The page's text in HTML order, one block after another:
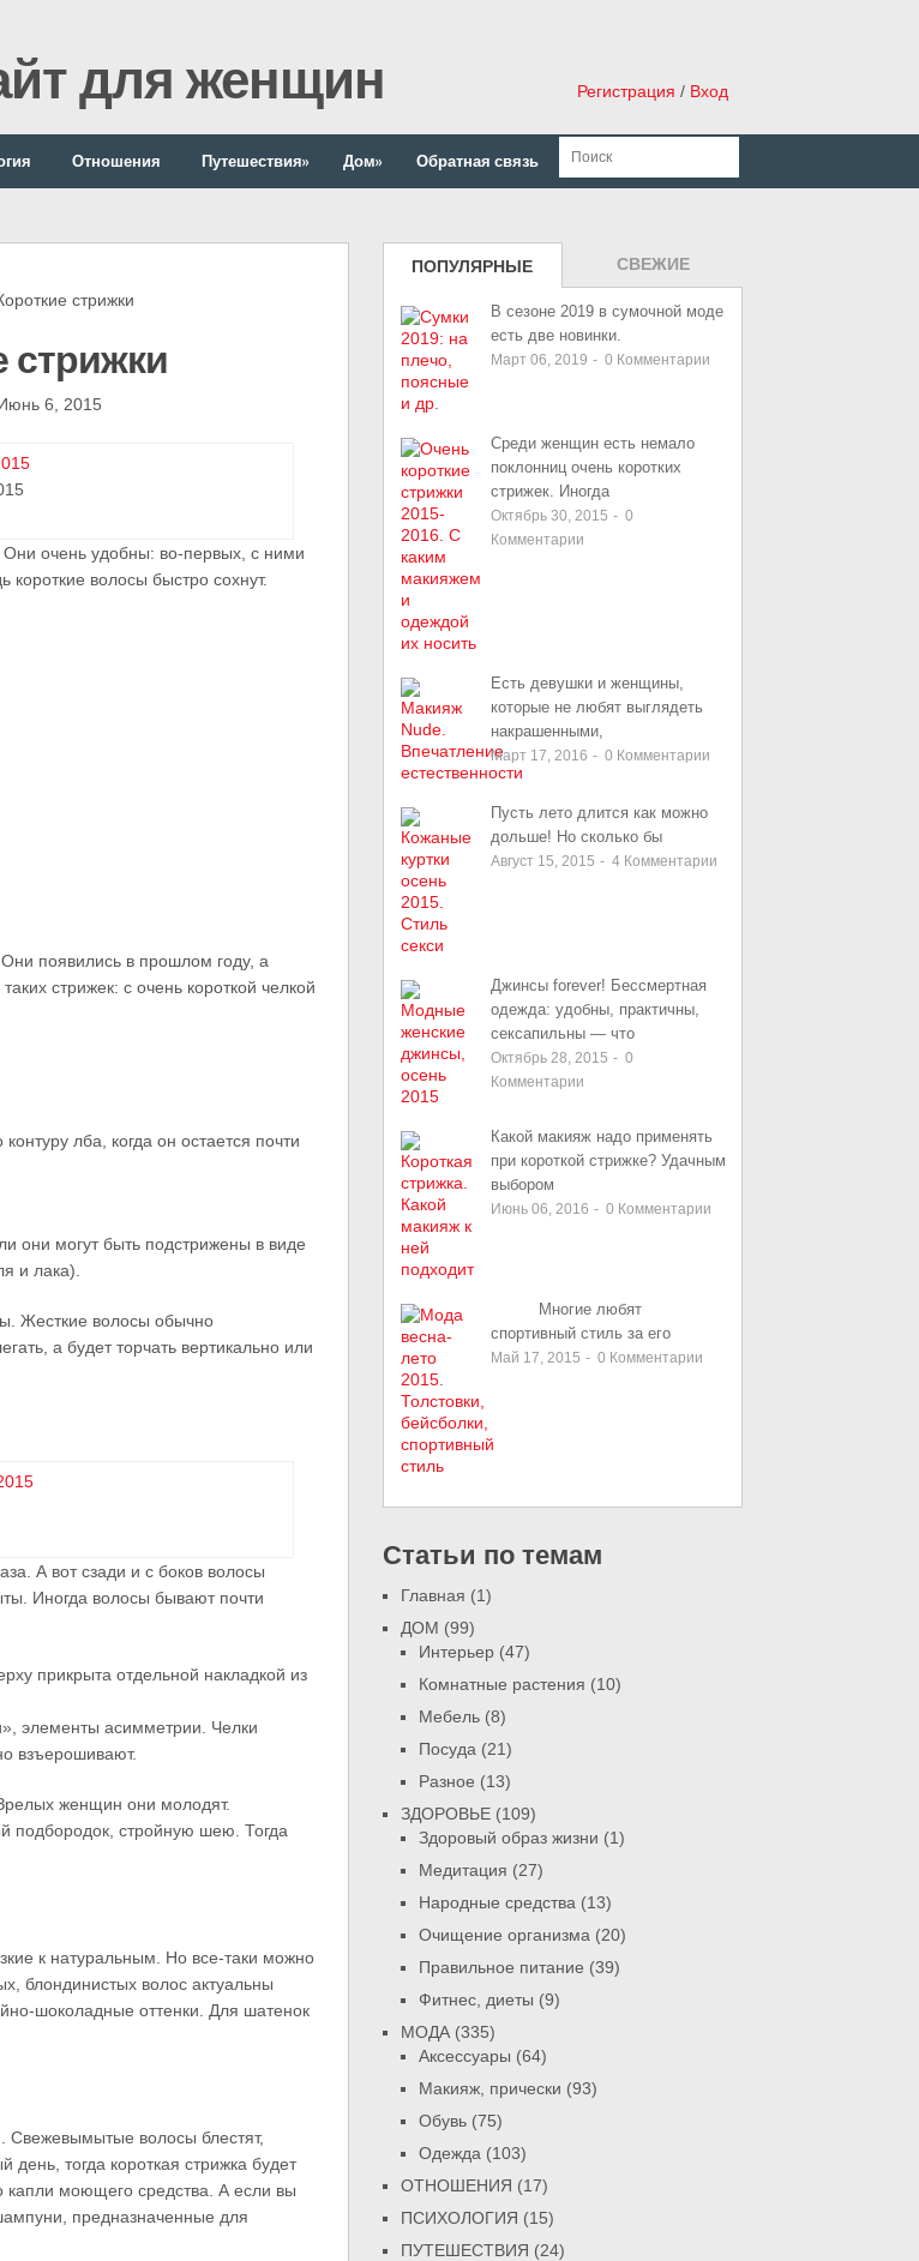
для женщин Регистрация / Вход
Отношения Путешествия» Дом» Обратная связь
стрижки
6, 2015
Они очень удобны: во-первых, с ними
короткие волосы быстро сохнут.
появились в прошлом году, а
стрижек: с очень короткой челкой
лба, когда он остается почти
они могут быть подстрижены в виде
и лака).
Жесткие волосы обычно
а будет торчать вертикально или
А вот сзади и с боков волосы
Иногда волосы бывают почти
прикрыта отдельной накладкой из
элементы асимметрии. Челки
взъерошивают.
женщин они молодят.
подбородок, стройную шею. Тогда
к натуральным. Но все-таки можно
блондинистых волос актуальны
шоколадные оттенки. Для шатенок
волосы блестят,
тогда короткая стрижка будет
капли моющего средства. А если вы
предназначенные для
ПОПУЛЯРНЫЕ
ЗАПИСИ
СВЕЖИЕ
В сезоне 2019 в сумочной моде
есть две новинки.
Март 06, 2019 - 0 Комментарии
Среди женщин есть немало
поклонниц очень коротких
стрижек. Иногда
Октябрь 30, 2015 - 0
Комментарии
Есть девушки и женщины,
которые не любят выглядеть
накрашенными,
Март 17, 2016 - 0 Комментарии
Пусть лето длится как можно
дольше! Но сколько бы
Август 15, 2015 - 4 Комментарии
Джинсы forever! Бессмертная
одежда: удобны, практичны,
сексапильны — что
Октябрь 28, 2015 - 0
Комментарии
Какой макияж надо применять
при короткой стрижке? Удачным
выбором
Июнь 06, 2016 - 0 Комментарии
Многие любят
спортивный стиль за его
Май 17, 2015 - 0 Комментарии
Статьи по темам
Главная (1)
ДОМ (99)
Интерьер (47)
Комнатные растения (10)
Мебель (8)
Посуда (21)
Разное (13)
ЗДОРОВЬЕ (109)
Здоровый образ жизни (1)
Медитация (27)
Народные средства (13)
Очищение организма (20)
Правильное питание (39)
Фитнес, диеты (9)
МОДА (335)
Аксессуары (64)
Макияж, прически (93)
Обувь (75)
Одежда (103)
ОТНОШЕНИЯ (17)
ПСИХОЛОГИЯ (15)
ПУТЕШЕСТВИЯ (24)